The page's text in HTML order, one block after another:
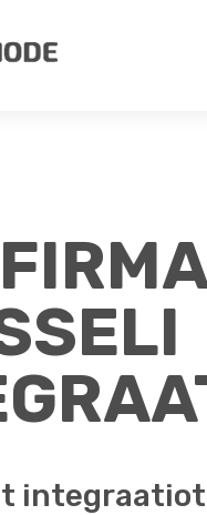
integraatiot